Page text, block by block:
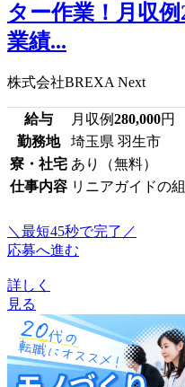
ター作業！月収
業績...
株式会社BREXA Next
給与 月収例280,000円
勤務地
埼玉県 羽生市
寮・社宅 あり（無料）
仕事内容 リニアガイドの
＼最短45秒で完了／
応募へ進む
詳しく
見る